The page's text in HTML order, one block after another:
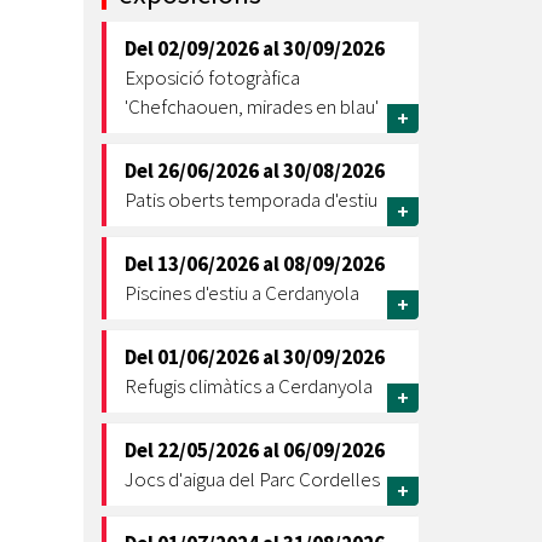
Ètica i Integritat
Retiment de Comptes
Accés a Informació Pública
Dades Obertes
Catàleg de Serveis i Tràmits
Equipaments
Mercats Municipals
Webs Municipals
Del02/09/2026al30/09/2026
Exposició fotogràfica
'Chefchaouen, mirades en blau'
+
Del26/06/2026al30/08/2026
Patis oberts temporada d'estiu
+
Del13/06/2026al08/09/2026
Piscines d'estiu a Cerdanyola
+
Del01/06/2026al30/09/2026
Refugis climàtics a Cerdanyola
+
Del22/05/2026al06/09/2026
Jocs d'aigua del Parc Cordelles
+